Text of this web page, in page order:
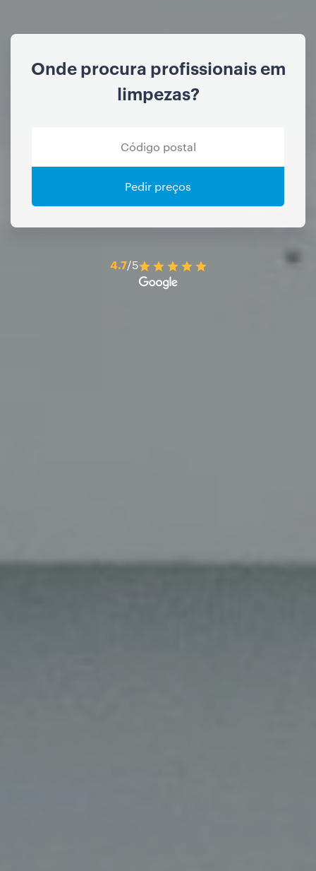
Onde procura profissionais em
limpezas?
Pedir preços
4.7/5